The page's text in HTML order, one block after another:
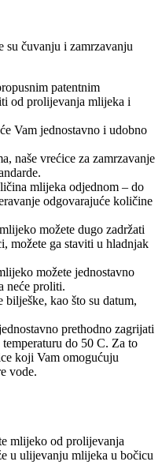
su čuvanju i zamrzavanju
patentnim
od prolijevanja mlijeka i
Vam jednostavno i udobno
naše vrećice za zamrzavanje
mlijeka odjednom – do
odgovarajuće količine
možete dugo zadržati
možete ga staviti u hladnjak
možete jednostavno
neće proliti.
kao što su datum,
prethodno zagrijati
do 50 C. Za to
koji Vam omogućuju
vode.
mlijeko od prolijevanja
u ulijevanju mlijeka u bočicu